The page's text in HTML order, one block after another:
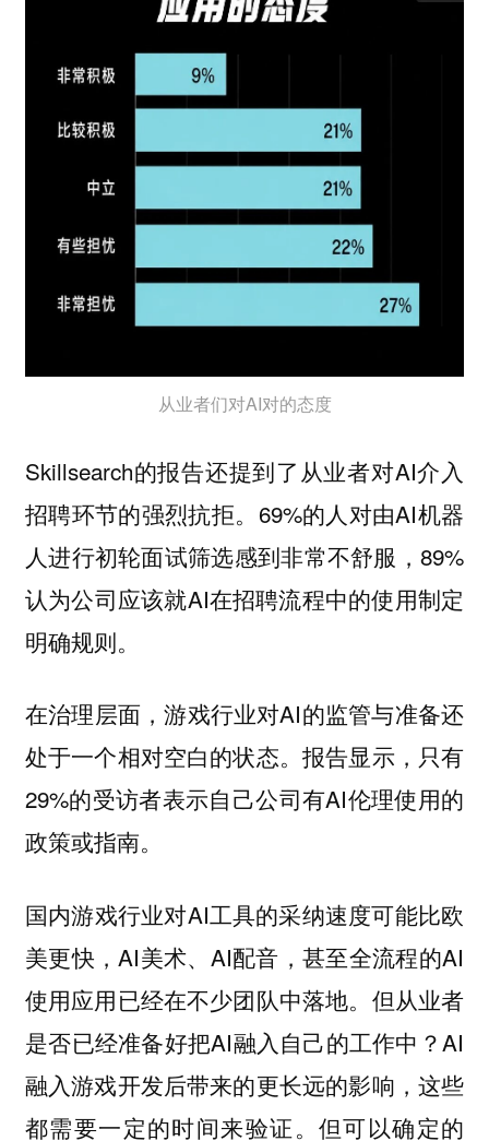
从业者们对AI对的态度
Skillsearch的报告还提到了从业者对AI介入
招聘环节的强烈抗拒。69%的人对由AI机器
人进行初轮面试筛选感到非常不舒服，89%
认为公司应该就AI在招聘流程中的使用制定
明确规则。
在治理层面，游戏行业对AI的监管与准备还
处于一个相对空白的状态。报告显示，只有
29%的受访者表示自己公司有AI伦理使用的
政策或指南。
国内游戏行业对AI工具的采纳速度可能比欧
美更快，AI美术、AI配音，甚至全流程的AI
使用应用已经在不少团队中落地。但从业者
是否已经准备好把AI融入自己的工作中？AI
融入游戏开发后带来的更长远的影响，这些
都需要一定的时间来验证。但可以确定的